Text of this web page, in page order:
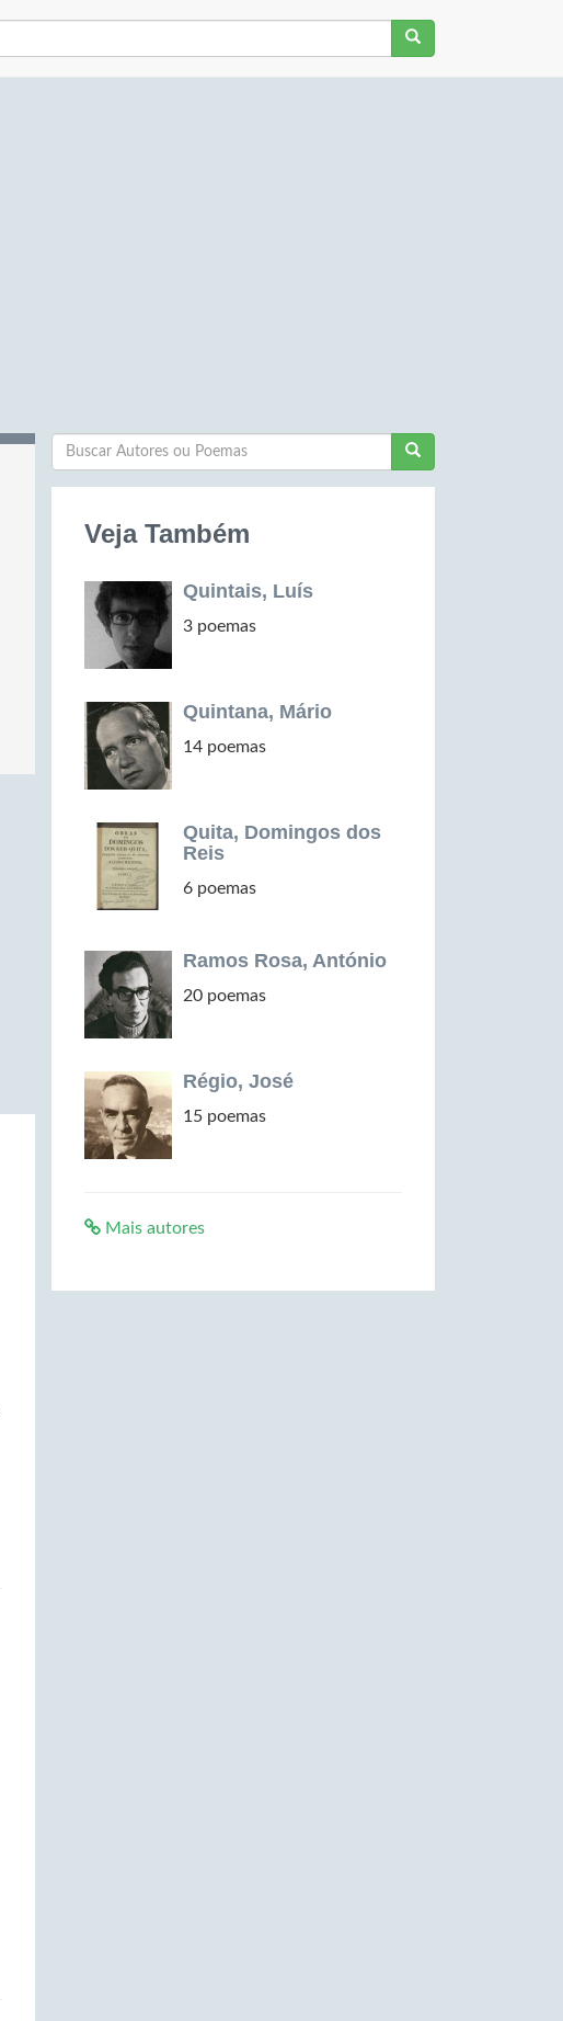
Veja Também
Quintais, Luís
3 poemas
Quintana, Mário
14 poemas
Quita, Domingos dos
Reis
6 poemas
Ramos Rosa, António
20 poemas
Régio, José
15 poemas
Mais autores